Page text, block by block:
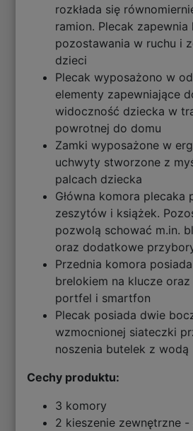
rozkłada się
ramion. Plecak
pozostawania w ruchu i
dzieci
Plecak wyposażono w
elementy zapewniające
widoczność dziecka w
powrotnej do domu
Zamki wyposażone w
uchwyty stworzone z
palcach dziecka
Główna komora plecaka
zeszytów i książek.
pozwolą schować m.in.
oraz dodatkowe
Przednia komora
brelokiem na klucze
portfel i smartfon
Plecak posiada dwie
wzmocnionej siateczki
noszenia butelek z wodą
Cechy produktu:
3 komory
2 kieszenie zewnętrzne -